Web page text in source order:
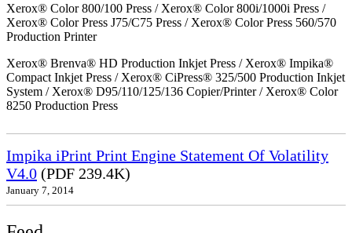
Xerox® Color 800/100 Press / Xerox® Color 800i/1000i Press /
Xerox® Color Press J75/C75 Press / Xerox® Color Press 560/570
Production Printer
Xerox® Brenva® HD Production Inkjet Press / Xerox® Impika®
Compact Inkjet Press / Xerox® CiPress® 325/500 Production Inkjet
System / Xerox® D95/110/125/136 Copier/Printer / Xerox® Color
8250 Production Press
Impika iPrint Print Engine Statement Of Volatility
V4.0 (PDF 239.4K)
January 7, 2014